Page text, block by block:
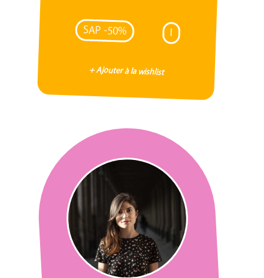
SAP -50% I
+ Ajouter à la wishlist